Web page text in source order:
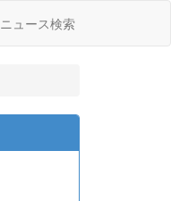
ニュース検索